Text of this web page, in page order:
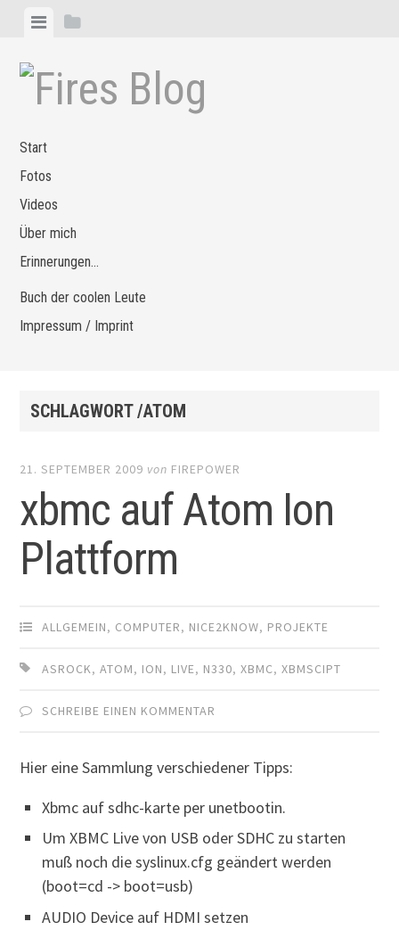
Zum
springen
MenüSeitenleiste
Start
Fotos
Videos
Über mich
Erinnerungen…
Buch der coolen Leute
Impressum / Imprint
SCHLAGWORT /ATOM
21. SEPTEMBER 2009 von FIREPOWER
xbmc auf Atom Ion
Plattform
ALLGEMEIN, COMPUTER, NICE2KNOW, PROJEKTE
ASROCK,ATOM, ION, LIVE, N330,XBMC,XBMSCIPT
SCHREIBE EINEN KOMMENTAR
Hier eine Sammlung verschiedener Tipps:
Xbmc auf sdhc-karte per unetbootin.
Um XBMC Live von USB oder SDHC zu starten
muß noch die syslinux.cfg geändert werden
(boot=cd -> boot=usb)
AUDIO Device auf HDMI setzen